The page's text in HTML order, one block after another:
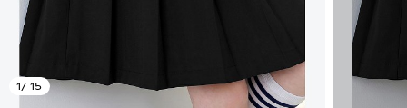
1/ 15